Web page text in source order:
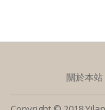
關於本站